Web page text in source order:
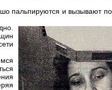
пальпируются и вызывают